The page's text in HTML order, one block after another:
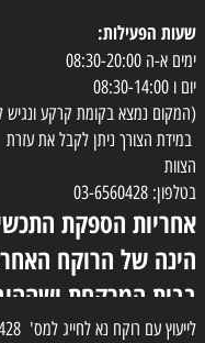
שעות הפעילות:
ימים א-ה 08:30-20:00
יום ו 08:30-14:00
(המקום נמצא בקומת קרקע ונגיש
במידת הצורך ניתן לקבל את עזרת
הצוות
בטלפון: 03-6560428
אחריות הספקת
הינה של הרוקח
בבית המרקחת
בפועל תעשה בעזרת